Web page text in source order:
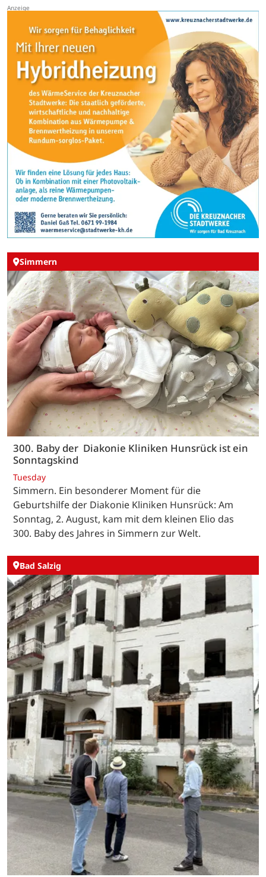
Simmern
300. Baby der Diakonie Kliniken Hunsrück ist ein
Sonntagskind
Tuesday
Simmern. Ein besonderer Moment für die
Geburtshilfe der Diakonie Kliniken Hunsrück: Am
Sonntag, 2. August, kam mit dem kleinen Elio das
300. Baby des Jahres in Simmern zur Welt.
Bad Salzig